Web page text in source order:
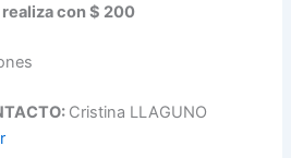
con $ 200
Cristina LLAGUNO